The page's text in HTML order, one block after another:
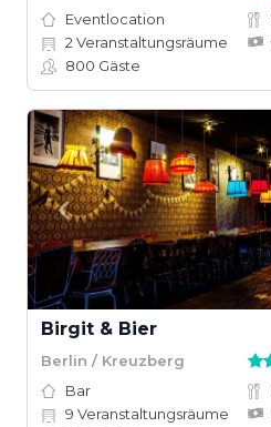
Eventlocation
2 Veranstaltungsräume
800 Gäste
Birgit & Bier
Berlin / Kreuzberg
Bar
9 Veranstaltungsräume